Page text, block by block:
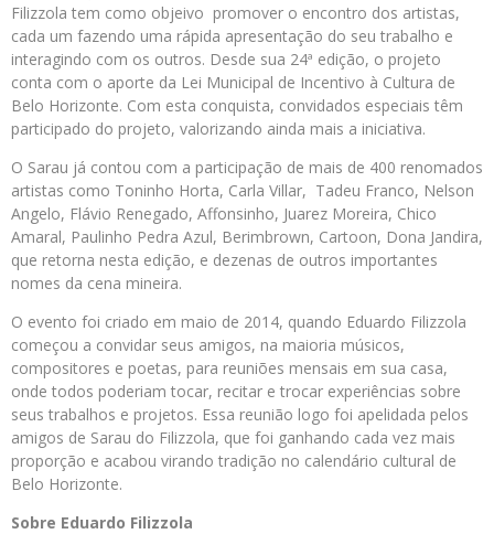
Filizzola tem como objeivo promover o encontro dos artistas,
cada um fazendo uma rápida apresentação do seu trabalho e
interagindo com os outros. Desde sua 24ª edição, o projeto
conta com o aporte da Lei Municipal de Incentivo à Cultura de
Belo Horizonte. Com esta conquista, convidados especiais têm
participado do projeto, valorizando ainda mais a iniciativa.
O Sarau já contou com a participação de mais de 400 renomados
artistas como Toninho Horta, Carla Villar, Tadeu Franco, Nelson
Angelo, Flávio Renegado, Affonsinho, Juarez Moreira, Chico
Amaral, Paulinho Pedra Azul, Berimbrown, Cartoon, Dona Jandira,
que retorna nesta edição, e dezenas de outros importantes
nomes da cena mineira.
O evento foi criado em maio de 2014, quando Eduardo Filizzola
começou a convidar seus amigos, na maioria músicos,
compositores e poetas, para reuniões mensais em sua casa,
onde todos poderiam tocar, recitar e trocar experiências sobre
seus trabalhos e projetos. Essa reunião logo foi apelidada pelos
amigos de Sarau do Filizzola, que foi ganhando cada vez mais
proporção e acabou virando tradição no calendário cultural de
Belo Horizonte.
Sobre Eduardo Filizzola